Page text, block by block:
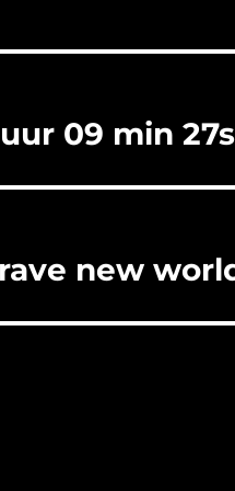
09 min 27s
new